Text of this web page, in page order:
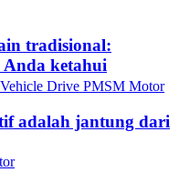
tradisional:
Anda ketahui
adalah jantung dari